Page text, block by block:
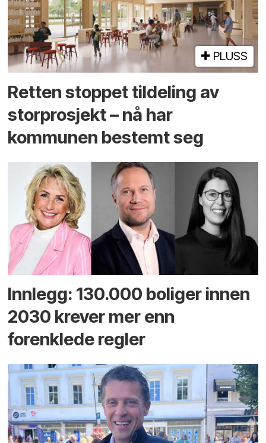
PLUSS
Retten stoppet tildeling av
storprosjekt – nå har
kommunen bestemt seg
Innlegg: 130.000 boliger innen
2030 krever mer enn
forenklede regler